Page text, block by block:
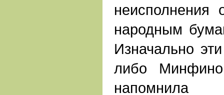
народным
Изначально
либо